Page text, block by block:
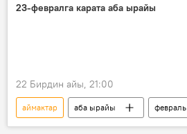
23-февралга карата аба ырайы
22 Бирдин айы, 21:00
аймактар аба ырайы
февраль
Кыргызстан